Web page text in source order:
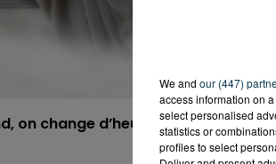
on change d’heure !
We and our (447)
access information on
select personalised
statistics or
profiles to select